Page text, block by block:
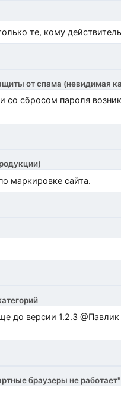
те, кому
от спама (невидимая
со сбросом пароля
маркировке сайта.
завел: github.com/modx-pro/MiniShop3/
браузеры не работает"